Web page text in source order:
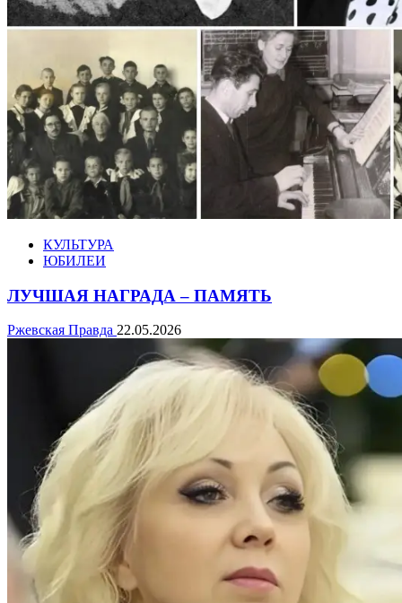
КУЛЬТУРА
ЮБИЛЕИ
ЛУЧШАЯ НАГРАДА – ПАМЯТЬ
Ржевская Правда 22.05.2026